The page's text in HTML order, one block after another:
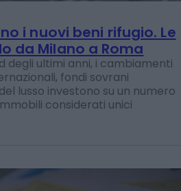
i nuovi beni rifugio. Le
da Milano a Roma
degli ultimi anni, i cambiamenti
fondi sovrani
lusso investono su un numero
considerati unici